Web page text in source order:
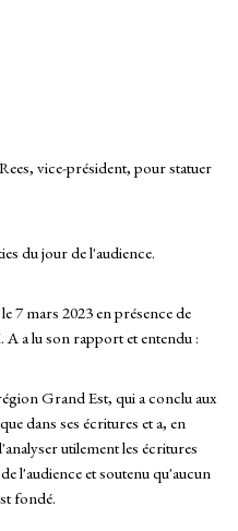
vice-président, pour statuer
du jour de l'audience.
7 mars 2023 en présence de
a lu son rapport et entendu :
Grand Est, qui a conclu aux
dans ses écritures et a, en
utilement les écritures
l'audience et soutenu qu'aucun
fondé.